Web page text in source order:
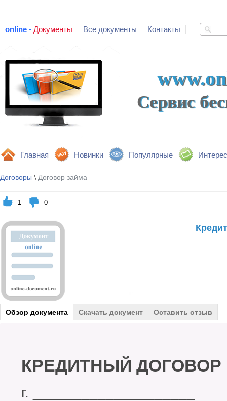
online - Документы Все документы Контакты
Сервис
Главная Новинки Популярные
Договоры \ Договор займа
1 0
Обзор документа Скачать документ Оставить отзыв
КРЕДИТНЫЙ ДОГОВОР
г. ____________________